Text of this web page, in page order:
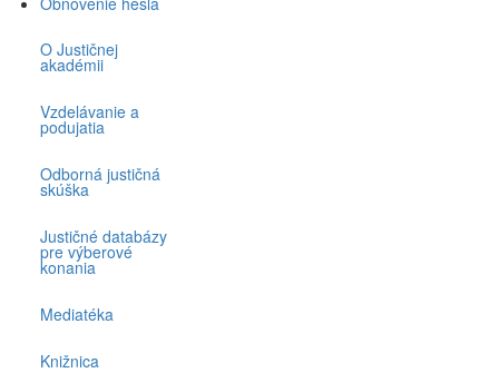
O Justičnej
akadémii
Vzdelávanie a
podujatia
Odborná justičná
skúška
Justičné databázy
pre výberové
konania
Mediatéka
Knižnica